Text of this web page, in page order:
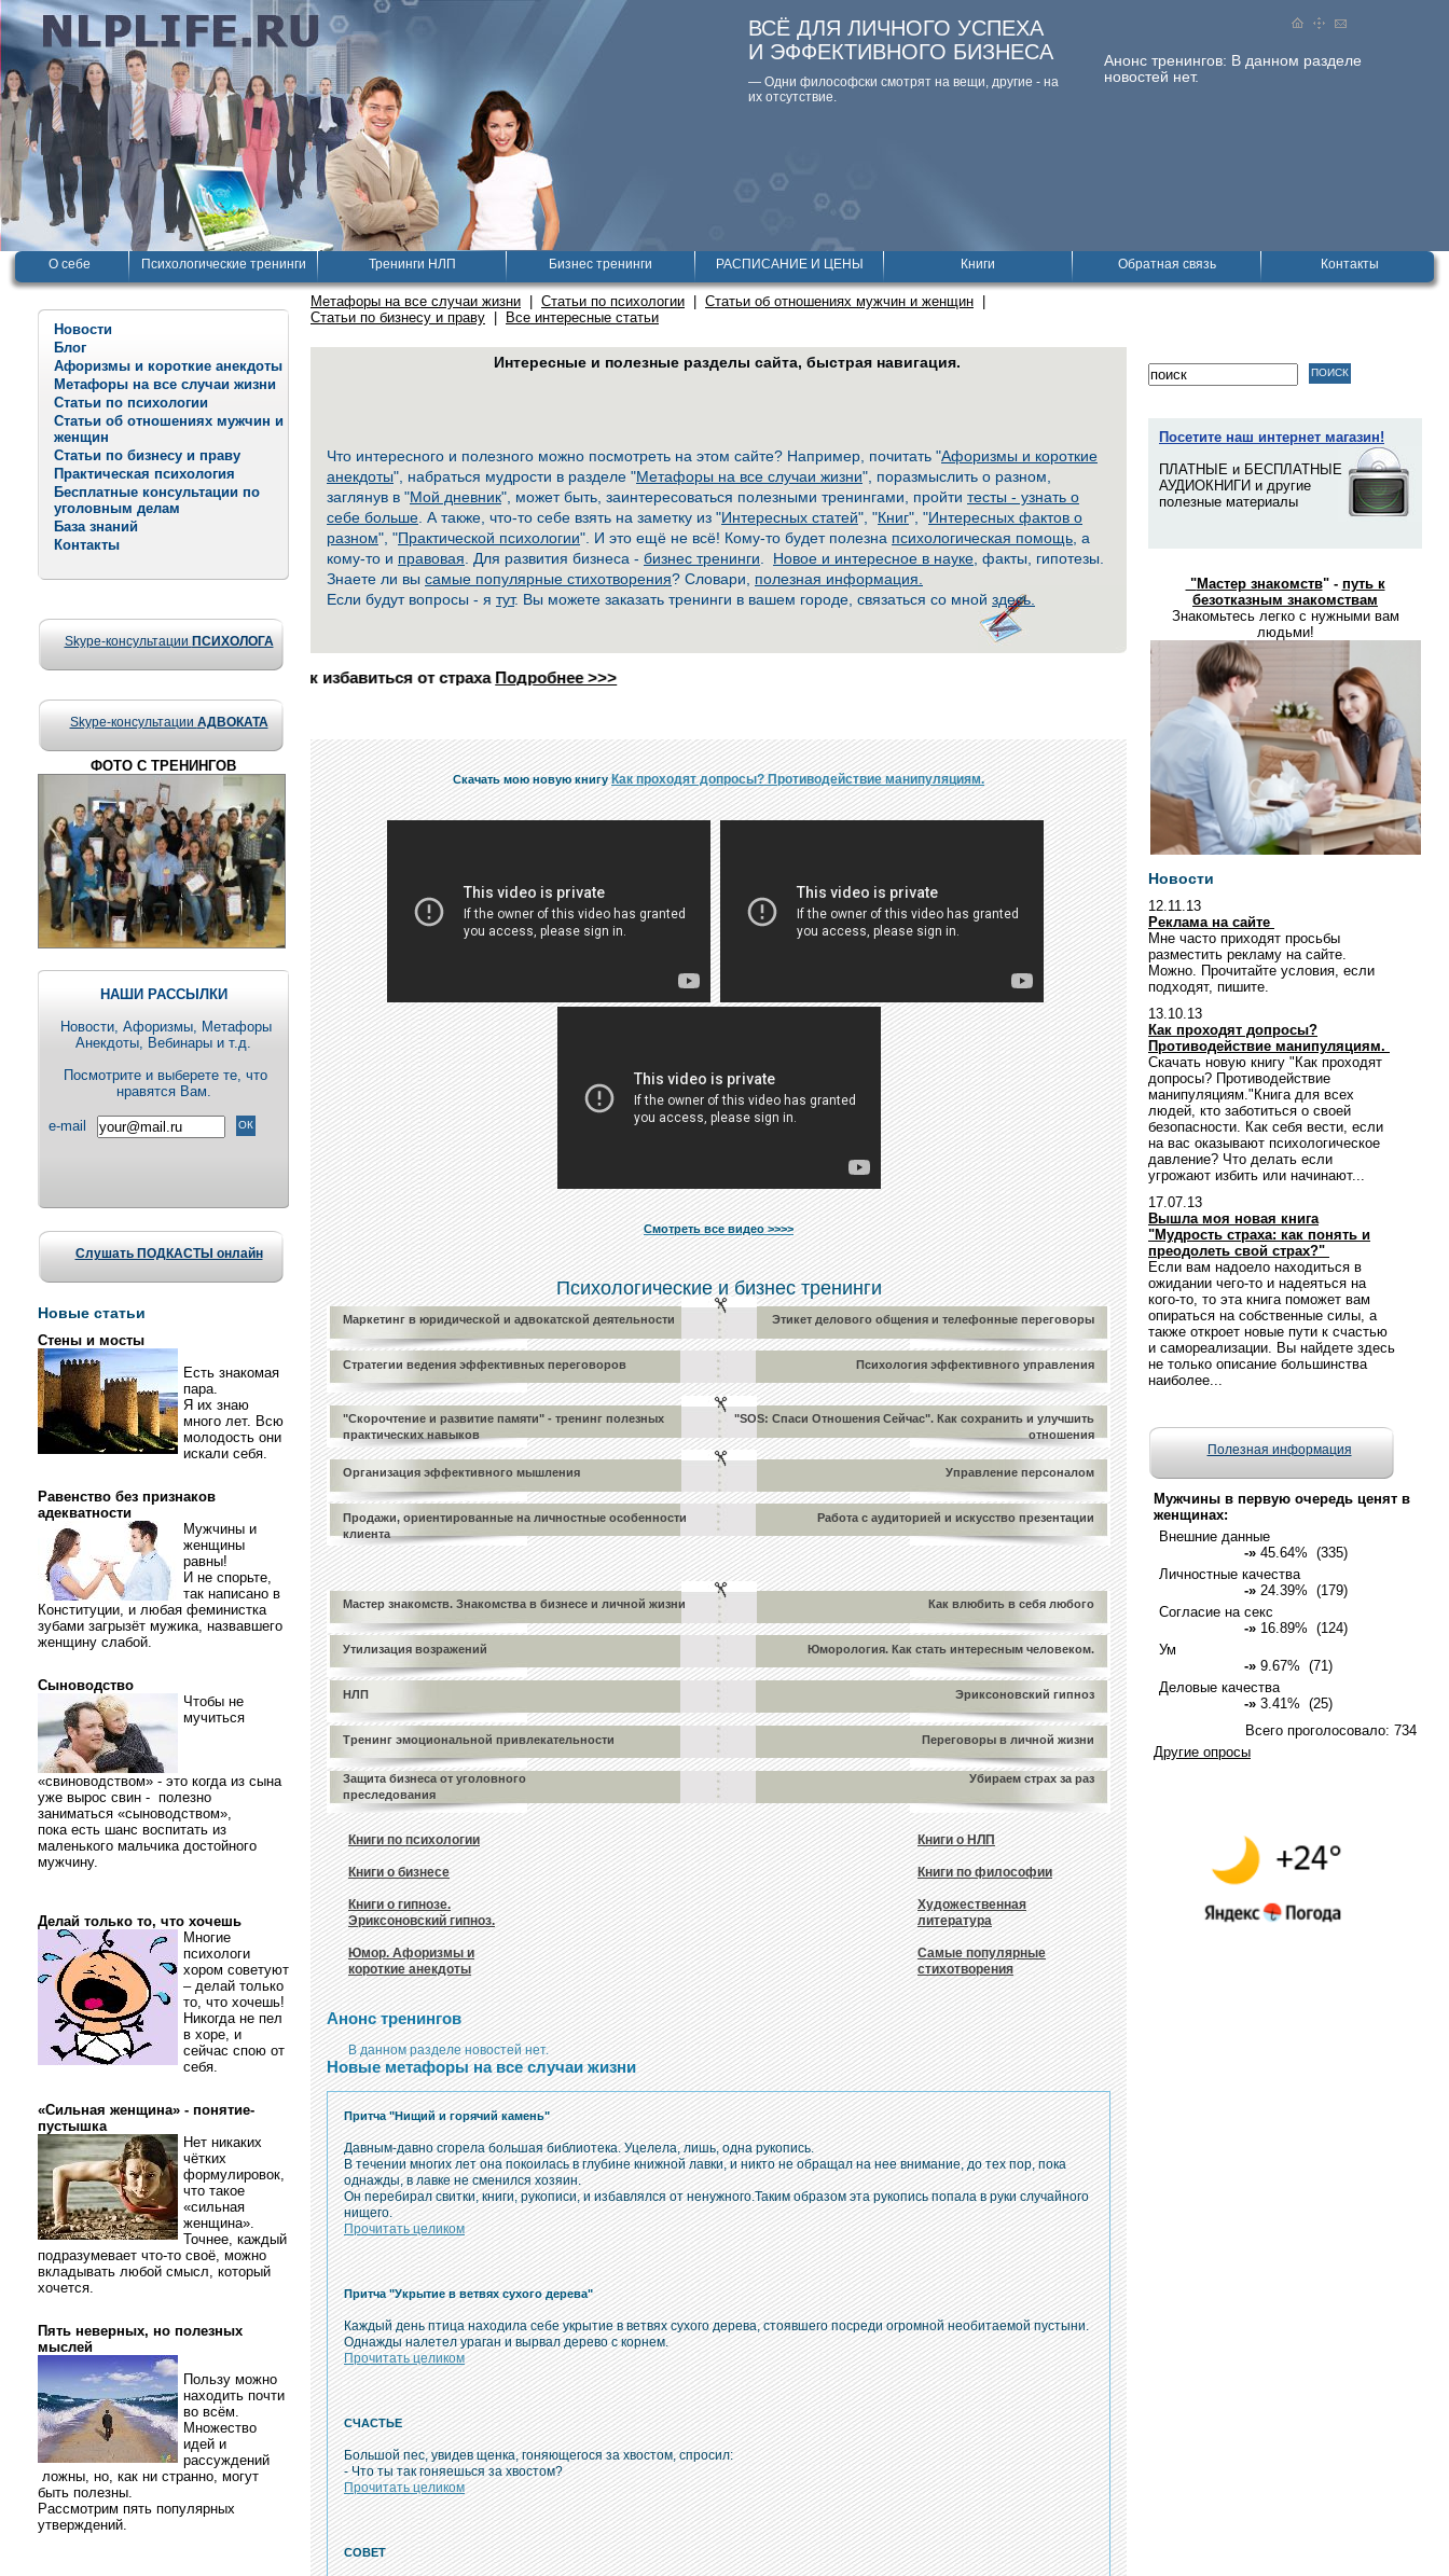
Анонс тренингов: В данном разделе
новостей нет.
ВСЁ ДЛЯ ЛИЧНОГО УСПЕХА
И ЭФФЕКТИВНОГО БИЗНЕСА
— Одни философски смотpят на вещи, дpугие - на
их отсутствие.
О себе Психологические тренинги Тренинги НЛП Бизнес тренинги РАСПИСАНИЕ И ЦЕНЫ Книги Обратная связь Контакты
Новости
Блог
Афоризмы и короткие анекдоты
Метафоры на все случаи жизни
Статьи по психологии
Статьи об отношениях мужчин и
женщин
Статьи по бизнесу и праву
Практическая психология
Бесплатные консультации по
уголовным делам
База знаний
Контакты
Skype-консультации ПСИХОЛОГА
Skype-консультации АДВОКАТА
ФОТО С ТРЕНИНГОВ
НАШИ РАССЫЛКИ
Новости, Aфоризмы, Метафоры
Анекдоты, Вебинары и т.д.
Посмотрите и выберете те, что
нравятся Вам.
e-mail
Слушать ПОДКАСТЫ онлайн
Новые статьи
Стены и мосты
Есть знакомая
пара.
Я их знаю
много лет. Всю
молодость они
искали себя.
Равенство без признаков
адекватности
Мужчины и
женщины
равны!
И не спорьте,
так написано в
Конституции, и любая феминистка
зубами загрызёт мужика, назвавшего
женщину слабой.
Сыноводство
Чтобы не
мучиться
«свиноводством» - это когда из сына
уже вырос свин - полезно
заниматься «сыноводством»,
пока есть шанс воспитать из
маленького мальчика достойного
мужчину.
Делай только то, что хочешь
Многие
психологи
хором советуют
– делай только
то, что хочешь!
Никогда не пел
в хоре, и
сейчас спою от
себя.
«Сильная женщина» - понятие-
пустышка
Нет никаких
чётких
формулировок,
что такое
«сильная
женщина».
Точнее, каждый
подразумевает что-то своё, можно
вкладывать любой смысл, который
хочется.
Пять неверных, но полезных
мыслей
Пользу можно
находить почти
во всём.
Множество
идей и
рассуждений
ложны, но, как ни странно, могут
быть полезны.
Рассмотрим пять популярных
утверждений.
Метафоры на все случаи жизни Статьи по психологии Статьи об отношениях мужчин и женщин
Статьи по бизнесу и праву
Все интересные статьи
Интересные и полезные разделы сайта, быстрая навигация.
Что интересного и полезного можно посмотреть на этом сайте? Например, почитать "Афоризмы и короткие
анекдоты", набраться мудрости в разделе "Метафоры на все случаи жизни", поразмыслить о разном,
заглянув в "Мой дневник", может быть, заинтересоваться полезными тренингами, пройти тесты - узнать о
себе больше . А также, что-то себе взять на заметку из "Интересных статей", "Книг", "Интересных фактов о
разном", "Практической психологии". И это ещё не всё! Кому-то будет полезна психологическая помощь , а
кому-то и правовая . Для развития бизнеса - бизнес тренинги Новое и интересное в науке , факты, гипотезы.
Знаете ли вы самые популярные стихотворения? Словари, полезная информация.
Если будут вопросы - я тут. Вы можете заказать тренинги в вашем городе, связаться со мной здесь.
Как избавиться от страхаПодробнее>>>
Скачать мою новую книгуКак проходят допросы? Противодействие манипуляциям.
Смотреть все видео >>>>
Психологические и бизнес тренинги
Маркетинг в юридической и адвокатской деятельности Этикет делового общения и телефонные переговоры
Стратегии ведения эффективных переговоров Психология эффективного управления
"Скорочтение и развитие памяти" - тренинг полезных
практических навыков
"SOS: Спаси Отношения Сейчас". Как сохранить и улучшить
отношения
Организация эффективного мышления Управление персоналом
Продажи, ориентированные на личностные особенности
клиента
Работа с аудиторией и искусство презентации
Мастер знакомств. Знакомства в бизнесе и личной жизни Как влюбить в себя любого
Утилизация возражений Юморология. Как стать интересным человеком.
НЛП Эриксоновский гипноз
Тренинг эмоциональной привлекательности Переговоры в личной жизни
Защита бизнеса от уголовного
преследования
Убираем страх за раз
Книги по психологии
Книги о бизнесе
Книги о гипнозе.
Эриксоновский гипноз.
Юмор. Афоризмы и
короткие анекдоты
Книги о НЛП
Книги по философии
Художественная
литература
Самые популярные
стихотворения
Анонс тренингов
В данном разделе новостей нет.
Новые метафоры на все случаи жизни
Притча "Нищий и горячий камень"
Давным-давно сгорела большая библиотека. Уцелела, лишь, одна рукопись.
В течении многих лет она покоилась в глубине книжной лавки, и никто не обращал на нее внимание, до тех пор, пока
однажды, в лавке не сменился хозяин.
Он перебирал свитки, книги, рукописи, и избавлялся от ненужного.Таким образом эта рукопись попала в руки случайного
нищего.
Прочитать целиком
Притча "Укрытие в ветвях сухого дерева"
Каждый день птица находила себе укрытие в ветвях сухого дерева, стоявшего посреди огромной необитаемой пустыни.
Однажды налетел ураган и вырвал дерево с корнем.
Прочитать целиком
СЧАСТЬЕ
Большой пес, увидев щенка, гоняющегося за хвостом, спросил:
- Что ты так гоняешься за хвостом?
Прочитать целиком
СОВЕТ
Посетите наш интернет магазин!
ПЛАТНЫЕ и БЕСПЛАТНЫЕ
АУДИОКНИГИ и другие
полезные материалы
"Мастер знакомств" - путь к
безотказным знакомствам
Знакомьтесь легко с нужными вам
людьми!
Новости
12.11.13
Реклама на сайте
Мне часто приходят просьбы
разместить рекламу на сайте.
Можно. Прочитайте условия, если
подходят, пишите.
13.10.13
Как проходят допросы?
Противодействие манипуляциям.
Скачать новую книгу "Как проходят
допросы? Противодействие
манипуляциям."Книга для всех
людей, кто заботиться о своей
безопасности. Как себя вести, если
на вас оказывают психологическое
давление? Что делать если
угрожают избить или начинают...
17.07.13
Вышла моя новая книга
"Мудрость страха: как понять и
преодолеть свой страх?"
Если вам надоело находиться в
ожидании чего-то и надеяться на
кого-то, то эта книга поможет вам
опираться на собственные силы, а
также откроет новые пути к счастью
и самореализации. Вы найдете здесь
не только описание большинства
наиболее...
Полезная информация
Мужчины в первую очередь ценят в
женщинах:
Внешние данные
-» 45.64% (335)
Личностные качества
-» 24.39% (179)
Согласие на секс
-» 16.89% (124)
Ум
-» 9.67% (71)
Деловые качества
-» 3.41% (25)
Всего проголосовало: 734
Другие опросы